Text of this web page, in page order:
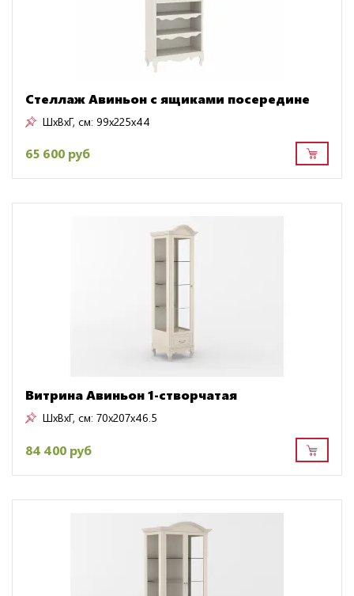
Стеллаж Авиньон с ящиками посередине
ШxВxГ, см: 99x225x44
65 600 руб
Витрина Авиньон 1-створчатая
ШxВxГ, см: 70x207x46.5
84 400 руб